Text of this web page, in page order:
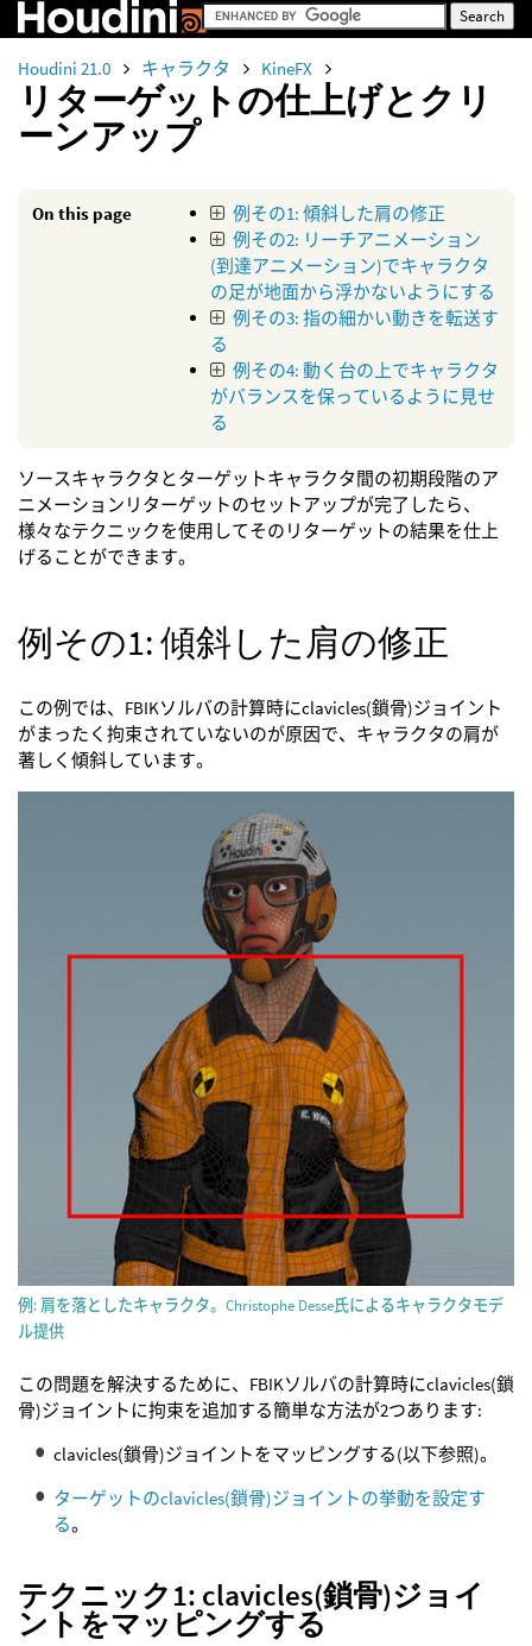
Houdini 21.0 キャラクタ KineFX
リターゲットの仕上げとクリ
ーンアップ
On this page
例その1: 傾斜した肩の修正
例その2: リーチアニメーション
(到達アニメーション)でキャラクタ
の足が地面から浮かないようにする
例その3: 指の細かい動きを転送す
る
例その4: 動く台の上でキャラクタ
がバランスを保っているように見せ
る
ソースキャラクタとターゲットキャラクタ間の初期段階のア
ニメーションリターゲットのセットアップが完了したら、
様々なテクニックを使用してそのリターゲットの結果を仕上
げることができます。
例その1: 傾斜した肩の修正
この例では、FBIKソルバの計算時にclavicles(鎖骨)ジョイント
がまったく拘束されていないのが原因で、キャラクタの肩が
著しく傾斜しています。
例: 肩を落としたキャラクタ。Christophe Desse氏によるキャラクタモデ
ル提供
この問題を解決するために、FBIKソルバの計算時にclavicles(鎖
骨)ジョイントに拘束を追加する簡単な方法が2つあります:
clavicles(鎖骨)ジョイントをマッピングする(以下参照)。
ターゲットのclavicles(鎖骨)ジョイントの挙動を設定す
る。
テクニック1: clavicles(鎖骨)ジョイ
ントをマッピングする